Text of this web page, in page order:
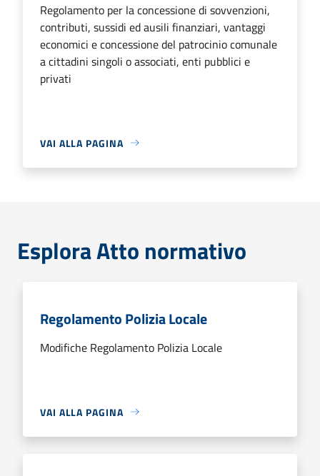
Regolamento per la concessione di sovvenzioni,
contributi, sussidi ed ausili finanziari, vantaggi
economici e concessione del patrocinio comunale
a cittadini singoli o associati, enti pubblici e
privati
VAI ALLA PAGINA
Esplora Atto normativo
Regolamento Polizia Locale
Modifiche Regolamento Polizia Locale
VAI ALLA PAGINA